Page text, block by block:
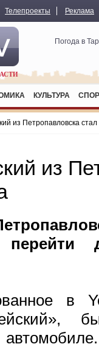
Телепроекты Реклама
Погода в
КУЛЬТУРА
из Петропавловска
из
в